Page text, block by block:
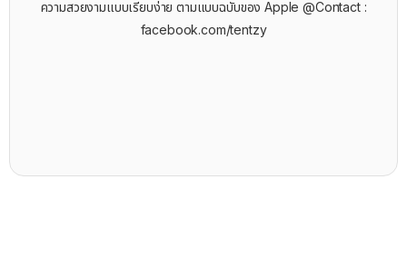
ความสวยงามแบบเรียบง่าย ตามแบบฉบับของ Apple @Contact :
facebook.com/tentzy